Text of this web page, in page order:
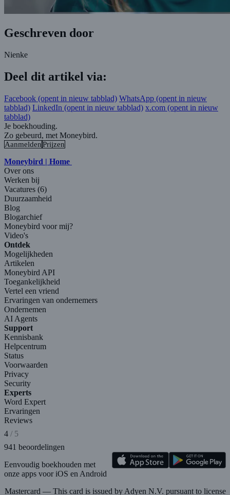
Geschreven door
Nienke
Deel dit artikel via:
Facebook (opent in nieuw tabblad) WhatsApp (opent in nieuw
tabblad) LinkedIn (opent in nieuw tabblad) x.com (opent in nieuw
tabblad)